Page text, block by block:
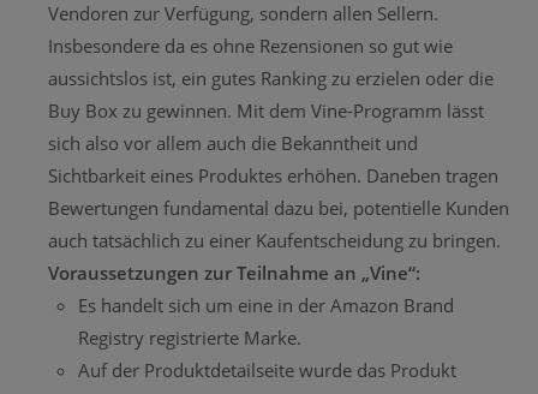
Vendoren zur Verfügung, sondern allen Sellern.
Insbesondere da es ohne Rezensionen so gut wie
aussichtslos ist, ein gutes Ranking zu erzielen oder die
Buy Box zu gewinnen. Mit dem Vine-Programm lässt
sich also vor allem auch die Bekanntheit und
Sichtbarkeit eines Produktes erhöhen. Daneben tragen
Bewertungen fundamental dazu bei, potentielle Kunden
auch tatsächlich zu einer Kaufentscheidung zu bringen.
Voraussetzungen zur Teilnahme an „Vine“:
Es handelt sich um eine in der Amazon Brand
Registry registrierte Marke.
Auf der Produktdetailseite wurde das Produkt